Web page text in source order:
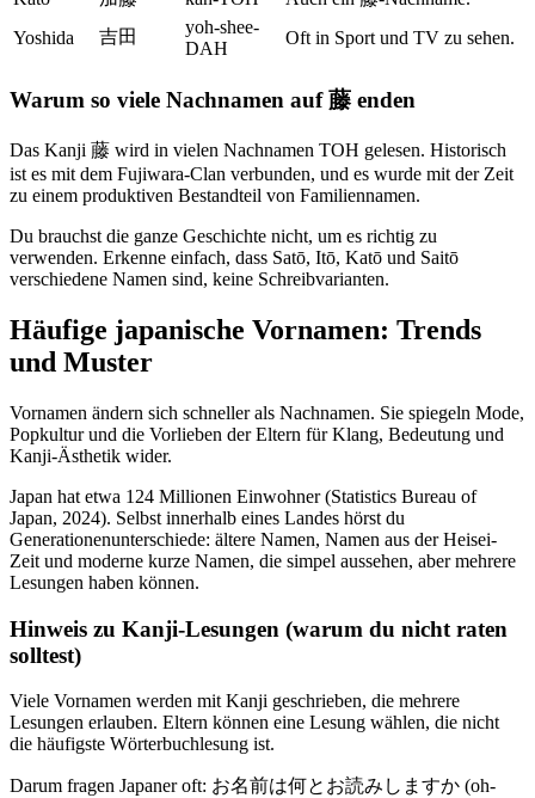
Yoshida
吉田
yoh-shee-
DAH
Oft in Sport und TV zu sehen.
Warum so viele Nachnamen auf 藤 enden
Das Kanji 藤 wird in vielen Nachnamen TOH gelesen. Historisch
ist es mit dem Fujiwara-Clan verbunden, und es wurde mit der Zeit
zu einem produktiven Bestandteil von Familiennamen.
Du brauchst die ganze Geschichte nicht, um es richtig zu
verwenden. Erkenne einfach, dass Satō, Itō, Katō und Saitō
verschiedene Namen sind, keine Schreibvarianten.
Häufige japanische Vornamen: Trends
und Muster
Vornamen ändern sich schneller als Nachnamen. Sie spiegeln Mode,
Popkultur und die Vorlieben der Eltern für Klang, Bedeutung und
Kanji-Ästhetik wider.
Japan hat etwa 124 Millionen Einwohner (Statistics Bureau of
Japan, 2024). Selbst innerhalb eines Landes hörst du
Generationenunterschiede: ältere Namen, Namen aus der Heisei-
Zeit und moderne kurze Namen, die simpel aussehen, aber mehrere
Lesungen haben können.
Hinweis zu Kanji-Lesungen (warum du nicht raten
solltest)
Viele Vornamen werden mit Kanji geschrieben, die mehrere
Lesungen erlauben. Eltern können eine Lesung wählen, die nicht
die häufigste Wörterbuchlesung ist.
Darum fragen Japaner oft: お名前は何とお読みしますか (oh-